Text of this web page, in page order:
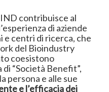
contribuisce al
di aziende
centri di ricerca, che
del Bioindustry
coesistono
“Società Benefit”,
persona e alle sue
e l’efficacia dei